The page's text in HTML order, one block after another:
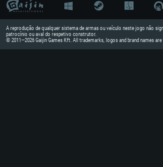
A reprodução de qualquer sistema de armas ou veículo neste jogo não
patrocínio ou aval do respetivo construtor.
© 2011—2026 Gaijin Games Kft. All trademarks, logos and brand names